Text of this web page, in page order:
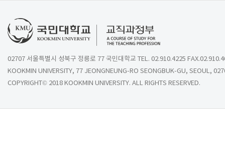
02707 서울특별시 성북구 정릉로 77 국민대학교 TEL. 02.910.4225
KOOKMIN UNIVERSITY, 77 JEONGNEUNG-RO SEONGBUK-GU, SEOUL,
COPYRIGHT© 2018 KOOKMIN UNIVERSITY. ALL RIGHTS RESERVED.